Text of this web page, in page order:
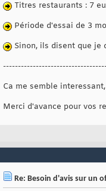
Titres restaurants : 7
Période d'essai de 3
Sinon, ils disent que je
Ca me semble
Merci d'avance pour vos
Re: Besoin d'avis sur un